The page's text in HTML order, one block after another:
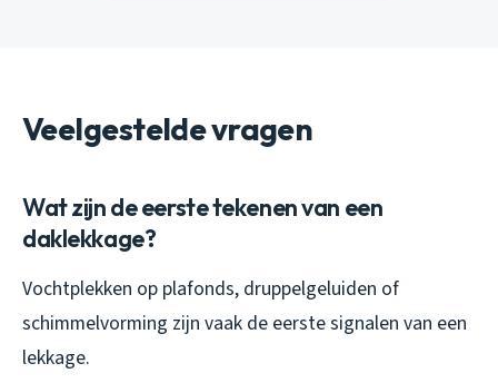
Veelgestelde vragen
Wat zijn de eerste tekenen van een
daklekkage?
Vochtplekken op plafonds, druppelgeluiden of
schimmelvorming zijn vaak de eerste signalen van een
lekkage.